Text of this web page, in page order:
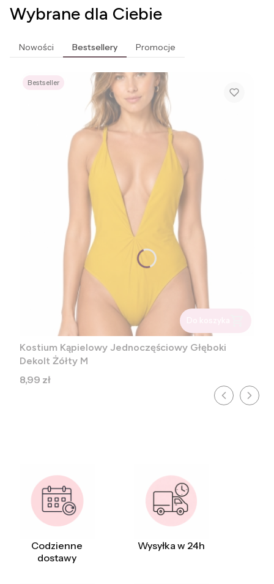
Wybrane dla Ciebie
Nowości Bestsellery Promocje
Bestseller
Kostium Kąpielowy Jednoczęściowy Głęboki
Dekolt Żółty M
Cena
8,99 zł
Codzienne
dostawy
Wysyłka w 24h